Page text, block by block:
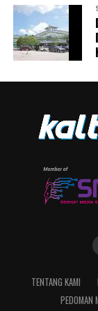
TENTANG KAMI
PEDOMAN